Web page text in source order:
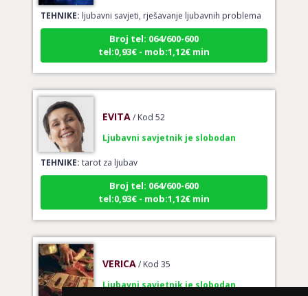
TEHNIKE:ljubavni savjeti, rješavanje ljubavnih problema
Broj tel: 064/600-600
tel:0,93€ - mob:1,12€ min
/ Kod 52
Ljubavni savjetnik je slobodan
TEHNIKE:tarot za ljubav
Broj tel: 064/600-600
tel:0,93€ - mob:1,12€ min
/ Kod 35
Ljubavni savjetnik je slobodan